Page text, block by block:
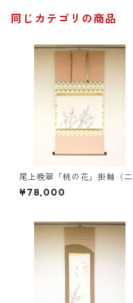
同じカテゴリの商品
尾上晩翠「桃の花」掛軸（二
尺横）
¥78,000